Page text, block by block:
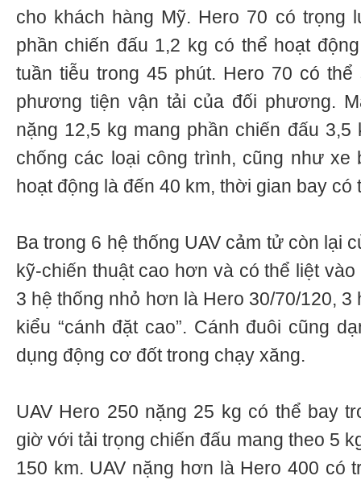
cho khách hàng Mỹ. Hero 70 có trọng
phần chiến đấu 1,2 kg có thể hoạt
tuần tiễu trong 45 phút. Hero 70 có
phương tiện vận tải của đối phương.
nặng 12,5 kg mang phần chiến đấu
chống các loại công trình, cũng như xe
hoạt động là đến 40 km, thời gian bay có
Ba trong 6 hệ thống UAV cảm tử còn lại
kỹ-chiến thuật cao hơn và có thể liệt
3 hệ thống nhỏ hơn là Hero 30/70/120, 3
kiểu “cánh đặt cao”. Cánh đuôi cũng
dụng động cơ đốt trong chạy xăng.
UAV Hero 250 nặng 25 kg có thể bay
giờ với tải trọng chiến đấu mang theo 5
150 km. UAV nặng hơn là Hero 400 có